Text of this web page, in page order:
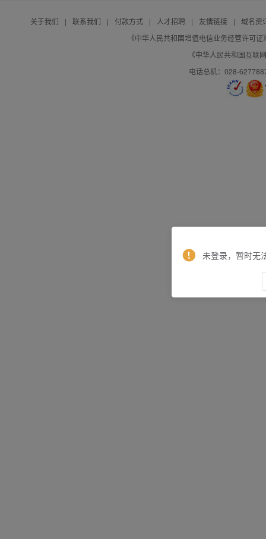
关于我们 | 联系我们 | 付款方式 | 人才招聘 | 友情链接 |
域名资
《中华人民共和国增值电信业务经营许可
《中华人民共和国互联
电话总机：028-
未登录，暂时无